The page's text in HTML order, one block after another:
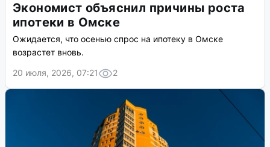
Экономист объяснил причины роста
ипотеки в Омске
Ожидается, что осенью спрос на ипотеку в Омске
возрастет вновь.
20 июля, 2026, 07:21
2